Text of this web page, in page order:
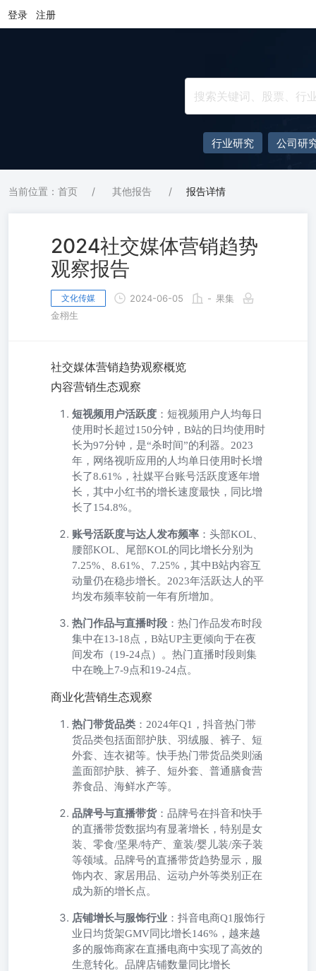
登录 注册
行业研究 公司研
当前位置：首页 / 其他报告 / 报告详情
2024社交媒体营销趋势
观察报告
文化传媒 2024-06-05 - 果集
金栩生
社交媒体营销趋势观察概览
内容营销生态观察
短视频用户活跃度 ：短视频用户人均每日
使用时长超过150分钟，B站的日均使用时
长为97分钟，是“杀时间”的利器。2023
年，网络视听应用的人均单日使用时长增
长了8.61%，社媒平台账号活跃度逐年增
长，其中小红书的增长速度最快，同比增
长了154.8%。
账号活跃度与达人发布频率 ：头部KOL、
腰部KOL、尾部KOL的同比增长分别为
7.25%、8.61%、7.25%，其中B站内容互
动量仍在稳步增长。2023年活跃达人的平
均发布频率较前一年有所增加。
热门作品与直播时段 ：热门作品发布时段
集中在13-18点，B站UP主更倾向于在夜
间发布（19-24点）。热门直播时段则集
中在晚上7-9点和19-24点。
商业化营销生态观察
热门带货品类 ：2024年Q1，抖音热门带
货品类包括面部护肤、羽绒服、裤子、短
外套、连衣裙等。快手热门带货品类则涵
盖面部护肤、裤子、短外套、普通膳食营
养食品、海鲜水产等。
品牌号与直播带货：品牌号在抖音和快手
的直播带货数据均有显著增长，特别是女
装、零食/坚果/特产、童装/婴儿装/亲子装
等领域。品牌号的直播带货趋势显示，服
饰内衣、家居用品、运动户外等类别正在
成为新的增长点。
店铺增长与服饰行业 ：抖音电商Q1服饰行
业日均货架GMV同比增长146%，越来越
多的服饰商家在直播电商中实现了高效的
生意转化。品牌店铺数量同比增长